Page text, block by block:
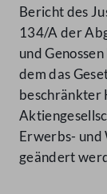
Bericht des
134/A der
und
dem das
beschränkter
Erwerbs- und
geändert